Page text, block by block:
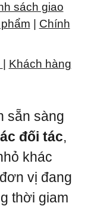
sách giao
Chính
| Khách hàng
sẵn sàng
đối tác,
khác
vị đang
thời giam